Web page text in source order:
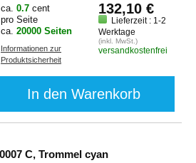
ca. 0.7 cent
pro Seite
ca. 20000 Seiten
Informationen zur
Produktsicherheit
132,10 €
Lieferzeit : 1-2
Werktage
(inkl. MwSt.)
versandkostenfrei
In den Warenkorb
Trommeleinheit 43870007 C, Trommel cyan